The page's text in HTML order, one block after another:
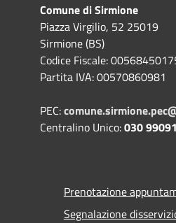
Comune di Sirmione
Piazza Virgilio, 52 25019
Sirmione (BS)
Codice Fiscale:
Partita IVA: 00570860981
PEC:
Centralino Unico:030
Prenotazione
Segnalazione